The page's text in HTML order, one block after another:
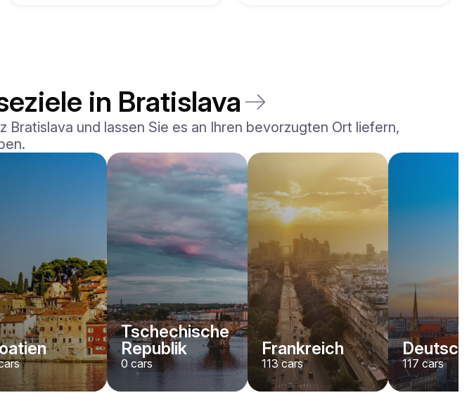
in Bratislava
und lassen Sie es an Ihren bevorzugten Ort liefern,
Tschechische
Republik
0 cars
Frankreich
113cars 117 cars